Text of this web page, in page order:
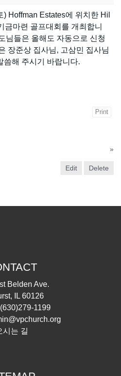
Hoffman Estates에 위치한 Hil
금마련 골프대회를 개최합니
님들은 올해도 자동으로 신청
장준상 집사님, 고삼민 집사님
씀해 주시기 바랍니다.
Print
»
Edit Delete
Belden Ave.
IL 60126
(630)279-1199
시는 길